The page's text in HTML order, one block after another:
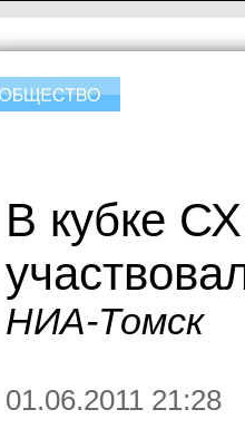
В кубке
НИА-Томск
01.06.2011 21:28